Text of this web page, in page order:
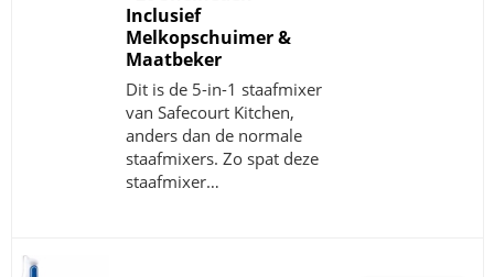
Inclusief
Melkopschuimer &
Maatbeker
Dit is de 5-in-1 staafmixer
van Safecourt Kitchen,
anders dan de normale
staafmixers. Zo spat deze
staafmixer…